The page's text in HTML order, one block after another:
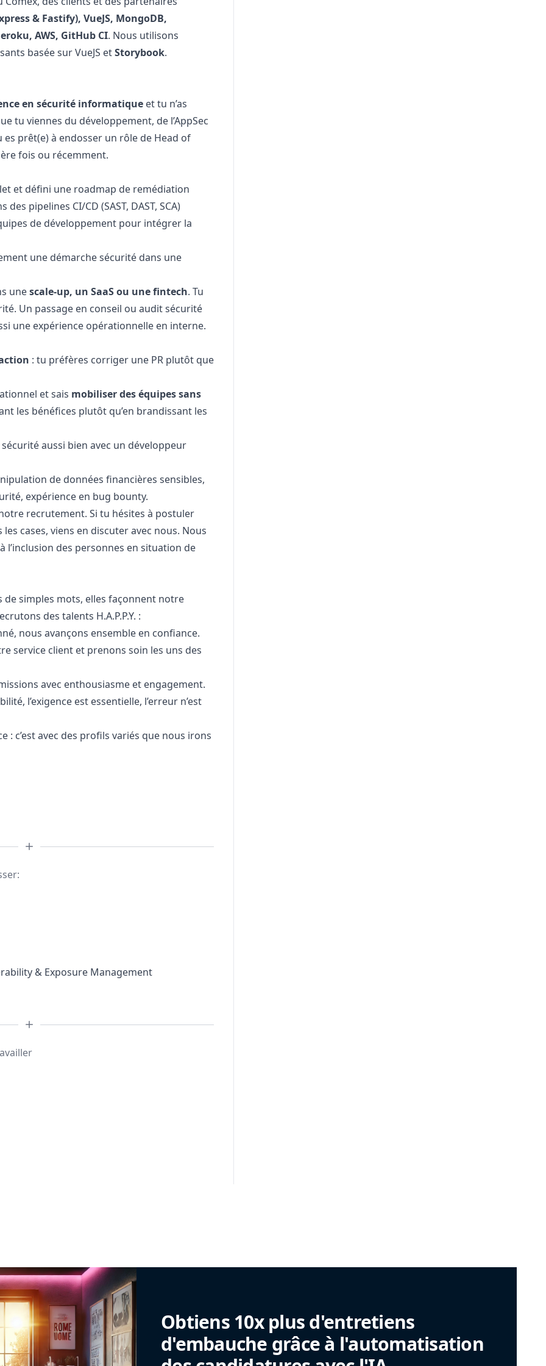
& Fastify), VueJS, MongoDB,
AWS, GitHub CI. Nous utilisons
basée sur VueJS etStorybook.
en sécurité informatique et tu n’as
tu viennes du développement, de l’AppSec
prêt(e) à endosser un rôle de Head of
fois ou récemment.
et défini une roadmap de remédiation
pipelines CI/CD (SAST, DAST, SCA)
de développement pour intégrer la
une démarche sécurité dans une
unescale-up, un SaaS ou une fintech. Tu
Un passage en conseil ou audit sécurité
une expérience opérationnelle en interne.
: tu préfères corriger une PR plutôt que
et sais mobiliser des équipes sans
les bénéfices plutôt qu’en brandissant les
aussi bien avec un développeur
de données financières sensibles,
expérience en bug bounty.
recrutement. Si tu hésites à postuler
cases, viens en discuter avec nous. Nous
des personnes en situation de
de simples mots, elles façonnent notre
des talents H.A.P.P.Y. :
nous avançons ensemble en confiance.
service client et prenons soin les uns des
avec enthousiasme et engagement.
l’exigence est essentielle, l’erreur n’est
: c’est avec des profils variés que nous irons
& Exposure Management
Obtiens 10x plus d'entretiens
d'embauche grâce à l'automatisation